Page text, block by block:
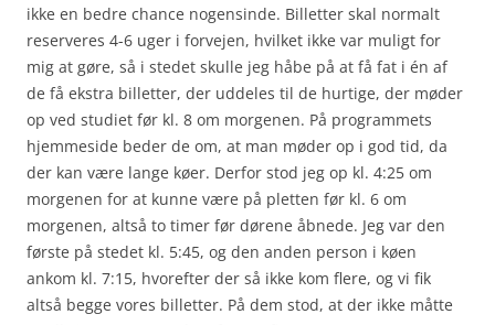
ikke en bedre chance nogensinde. Billetter skal normalt
reserveres 4-6 uger i forvejen, hvilket ikke var muligt for
mig at gøre, så i stedet skulle jeg håbe på at få fat i én af
de få ekstra billetter, der uddeles til de hurtige, der møder
op ved studiet før kl. 8 om morgenen. På programmets
hjemmeside beder de om, at man møder op i god tid, da
der kan være lange køer. Derfor stod jeg op kl. 4:25 om
morgenen for at kunne være på pletten før kl. 6 om
morgenen, altså to timer før dørene åbnede. Jeg var den
første på stedet kl. 5:45, og den anden person i køen
ankom kl. 7:15, hvorefter der så ikke kom flere, og vi fik
altså begge vores billetter. På dem stod, at der ikke måtte